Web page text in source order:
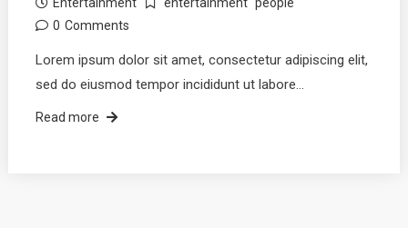
0 Comments
Lorem ipsum dolor sit amet, consectetur adipiscing elit,
sed do eiusmod tempor incididunt ut labore…
Read more